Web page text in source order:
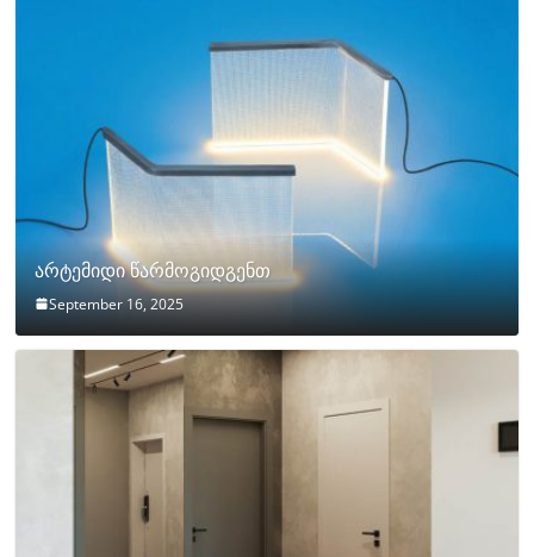
არტემიდი წარმოგიდგენთ
September 16, 2025